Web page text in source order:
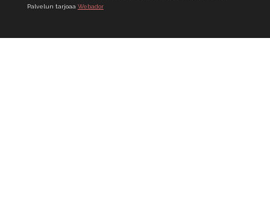
Palvelun tarjoaa Webador